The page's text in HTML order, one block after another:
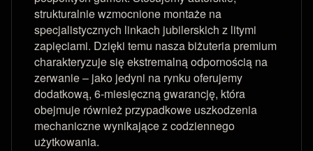
strukturalnie wzmocnione montaże na
specjalistycznych linkach jubilerskich z litymi
zapięciami. Dzięki temu nasza biżuteria premium
charakteryzuje się ekstremalną odpornością na
zerwanie – jako jedyni na rynku oferujemy
dodatkową, 6-miesięczną gwarancję, która
obejmuje również przypadkowe uszkodzenia
mechaniczne wynikające z codziennego
użytkowania.